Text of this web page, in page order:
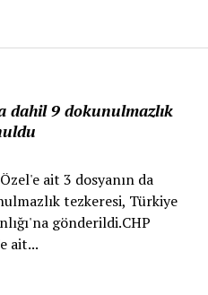
dahil 9 dokunulmazlık
ait 3 dosyanın da
tezkeresi, Türkiye
gönderildi.CHP
ait...